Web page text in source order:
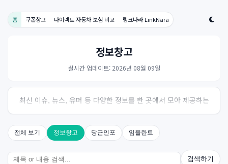
홈 쿠폰창고 다이렉트 자동차 보험 비교 링크나라 LinkNara
정보창고
실시간 업데이트: 2026년 08월 09일
최신 이슈, 뉴스, 유머 등 다양한 정보를 한 곳에서 모아 제공하는
사이트입니다. 오늘의 핫이슈를 한눈에 살펴보세요.
전체 보기 정보창고 당근인포 임플란트
검색하기